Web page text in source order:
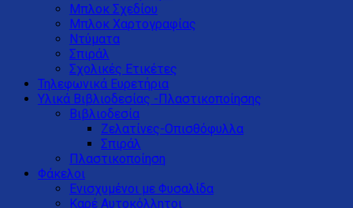
Μπλοκ Σχεδίου
Μπλοκ Χαρτογραφίας
Ντύματα
Σπιράλ
Σχολικές Ετικέτες
Τηλεφωνικά Ευρετήρια
Υλικά Βιβλιοδεσίας -Πλαστικοποίησης
Βιβλιοδεσία
Ζελατίνες-Οπισθόφυλλα
Σπιράλ
Πλαστικοποίηση
Φάκελοι
Ενισχυμένοι με Φυσαλίδα
Καρέ Αυτοκόλλητοι